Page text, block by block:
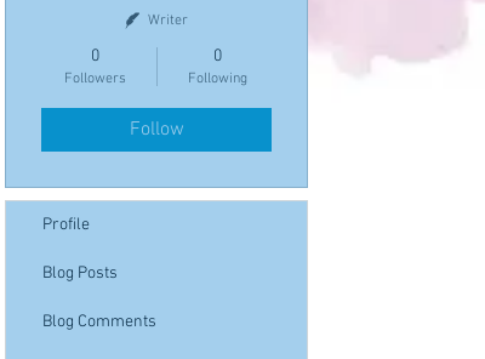
Writer
0
Followers
0
Following
Follow
Profile
Blog Posts
Blog Comments